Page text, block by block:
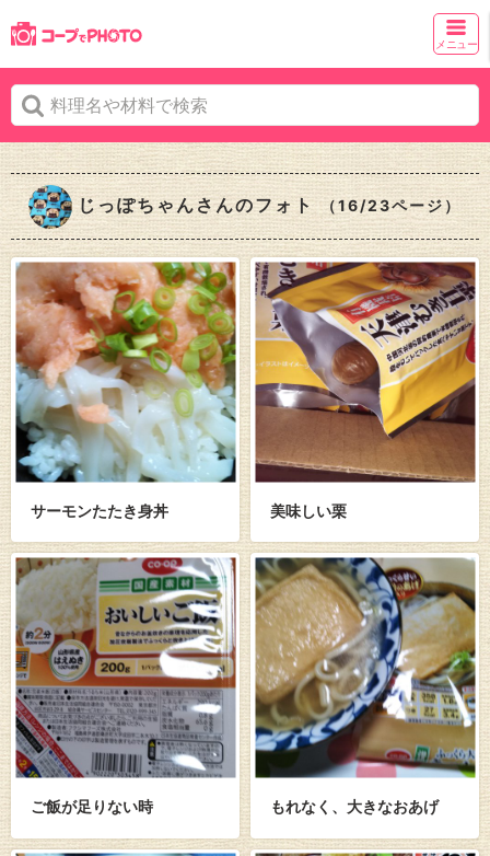
メニュー
じっぽちゃんさんのフォト（16/23ページ）
サーモンたたき身丼 美味しい栗
ご飯が足りない時 もれなく、大きなおあげ